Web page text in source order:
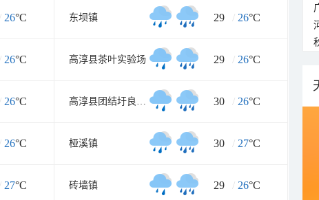
/ 26°C 东坝镇 29 / 26°C
/ 26°C 高淳县茶叶实验场 29 / 26°C
/ 26°C 高淳县团结圩良种繁育场 30 / 26°C
/ 26°C 桠溪镇 30 / 27°C
/ 27°C 砖墙镇 29 / 26°C